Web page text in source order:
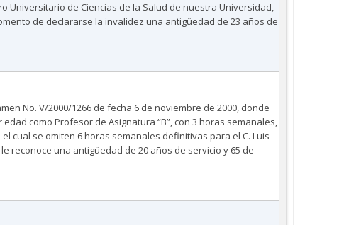
Universitario de Ciencias de la Salud de nuestra Universidad,
de declararse la invalidez una antigüedad de 23 años de
No. V/2000/1266 de fecha 6 de noviembre de 2000, donde
como Profesor de Asignatura “B”, con 3 horas semanales,
el cual se omiten 6 horas semanales definitivas para el C. Luis
reconoce una antigüedad de 20 años de servicio y 65 de